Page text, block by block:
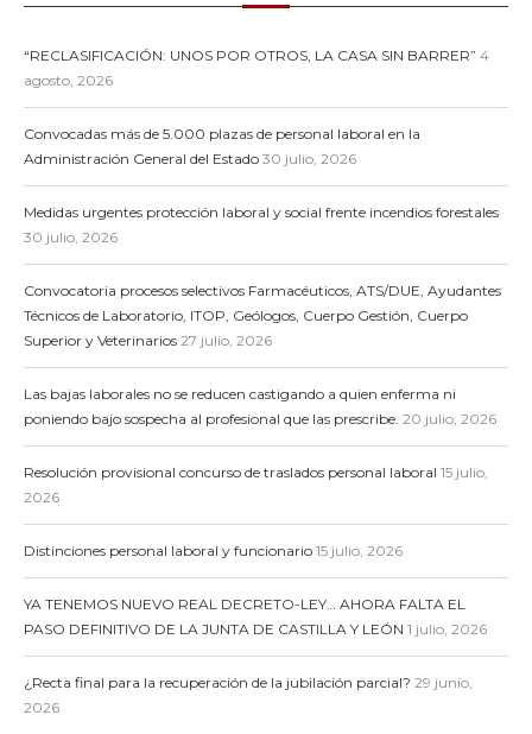
“RECLASIFICACIÓN: UNOS POR OTROS, LA CASA SIN BARRER” 4
agosto, 2026
Convocadas más de 5.000 plazas de personal laboral en la
Administración General del Estado 30 julio, 2026
Medidas urgentes protección laboral y social frente incendios forestales
30 julio, 2026
Convocatoria procesos selectivos Farmacéuticos, ATS/DUE, Ayudantes
Técnicos de Laboratorio, ITOP, Geólogos, Cuerpo Gestión, Cuerpo
Superior y Veterinarios 27 julio, 2026
Las bajas laborales no se reducen castigando a quien enferma ni
poniendo bajo sospecha al profesional que las prescribe. 20 julio, 2026
Resolución provisional concurso de traslados personal laboral 15 julio,
2026
Distinciones personal laboral y funcionario 15 julio, 2026
YA TENEMOS NUEVO REAL DECRETO-LEY… AHORA FALTA EL
PASO DEFINITIVO DE LA JUNTA DE CASTILLA Y LEÓN 1 julio, 2026
¿Recta final para la recuperación de la jubilación parcial? 29 junio,
2026